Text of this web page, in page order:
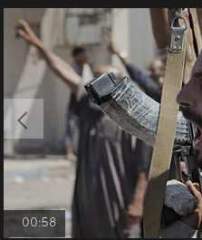
00:58